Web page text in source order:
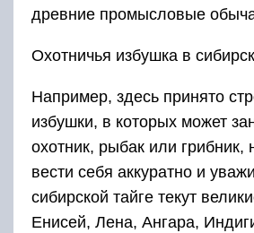
древние промысловые
Охотничья избушка в
Например, здесь принято
избушки, в которых может
охотник, рыбак или грибник,
вести себя аккуратно и
сибирской тайге текут
Енисей, Лена, Ангара,